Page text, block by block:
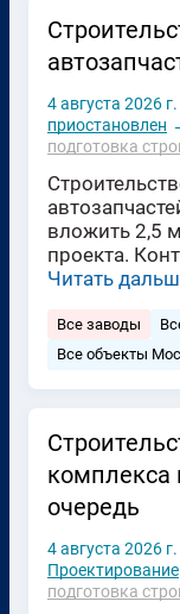
4 августа 2026 г.
приостановлен
подготовка
вложить 2,5
проекта.
Читать
Все заводы
Все объекты
комплекса
очередь
4 августа 2026 г.
Проектирование
подготовка